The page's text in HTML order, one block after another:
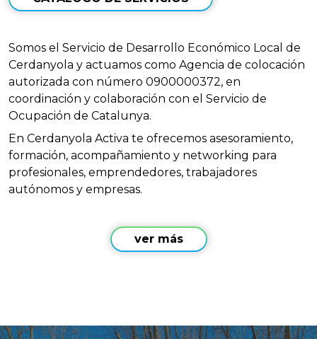
Somos el Servicio de Desarrollo Económico Local de
Cerdanyola y actuamos como Agencia de colocación
autorizada con número 0900000372, en
coordinación y colaboración con el Servicio de
Ocupación de Catalunya.
En Cerdanyola Activa te ofrecemos asesoramiento,
formación, acompañamiento y networking para
profesionales, emprendedores, trabajadores
autónomos y empresas.
ver más